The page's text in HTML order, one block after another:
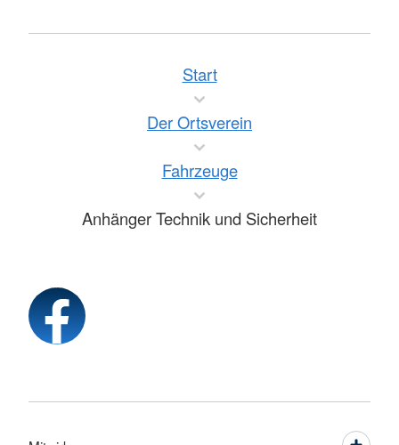
Start
Der Ortsverein
Fahrzeuge
Anhänger Technik und Sicherheit